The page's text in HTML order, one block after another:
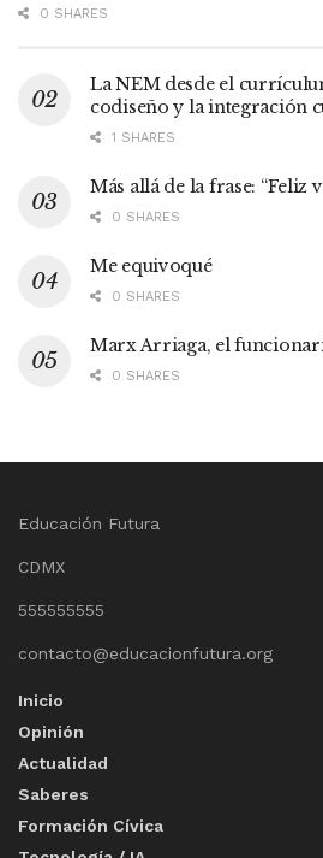
0 SHARES
La NEM desde el
codiseño y la integración
1 SHARES
Más allá de la frase: “Feliz
0 SHARES
Me equivoqué
0 SHARES
Marx Arriaga, el
0 SHARES
Educación Futura
CDMX
555555555
contacto@educacionfutura.org
Inicio
Opinión
Actualidad
Saberes
Formación Cívica